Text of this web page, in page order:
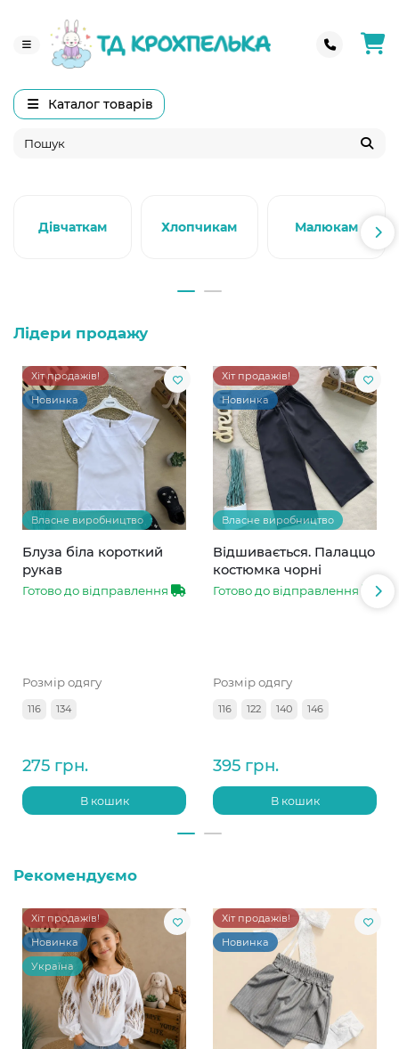
Каталог товарів
Дівчаткам Хлопчикам Малюкам
Лідери продажу
Хіт продажів!
Новинка
Власне виробництво
Блуза біла короткий
рукав
Готово до відправлення
Розмір одягу
116 134
275 грн.
В кошик
Хіт продажів!
Новинка
Власне виробництво
Відшивається. Палаццо
костюмка чорні
Готово до відправлення
Розмір одягу
116 122 140 146
395 грн.
В кошик
Рекомендуємо
Хіт продажів!
Новинка
Україна
Хіт продажів!
Новинка